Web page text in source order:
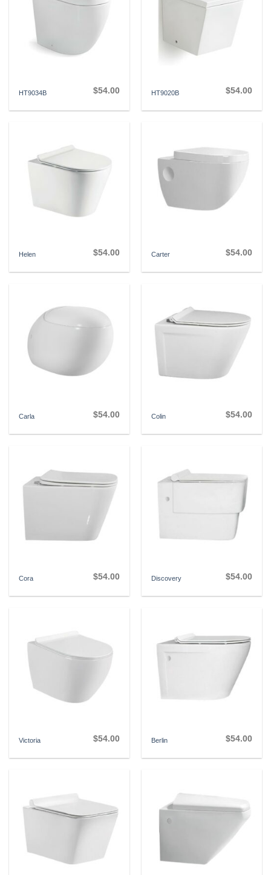
HT9034B $54.00 HT9020B $54.00
Helen $54.00 Carter $54.00
Carla $54.00 Colin $54.00
Cora $54.00 Discovery $54.00
Victoria $54.00 Berlin $54.00